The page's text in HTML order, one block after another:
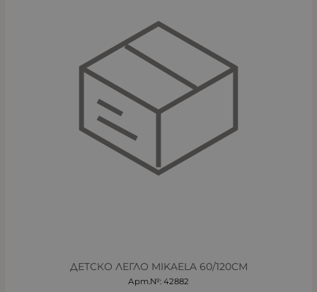
ДЕТСКО ЛЕГЛО MIKAELA 60/120СМ
Арт.№: 42882